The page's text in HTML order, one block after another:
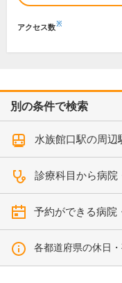
アクセス数※
別の条件で検索
水族館口駅の周辺
診療科目から病院
予約ができる病院
各都道府県の休日